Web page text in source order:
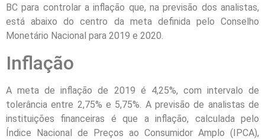
BC para controlar a inflação que, na previsão dos analistas,
está abaixo do centro da meta definida pelo Conselho
Monetário Nacional para 2019 e 2020.
Inflação
A meta de inflação de 2019 é 4,25%, com intervalo de
tolerância entre 2,75% e 5,75%. A previsão de analistas de
instituições financeiras é que a inflação, calculada pelo
Índice Nacional de Preços ao Consumidor Amplo (IPCA),